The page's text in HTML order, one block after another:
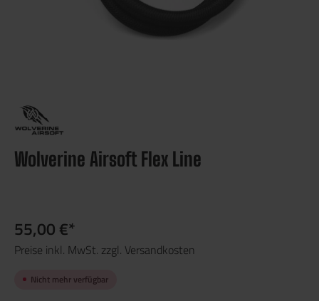
Wolverine Airsoft Flex Line
55,00 €*
Preise inkl. MwSt. zzgl. Versandkosten
Nicht mehr verfügbar